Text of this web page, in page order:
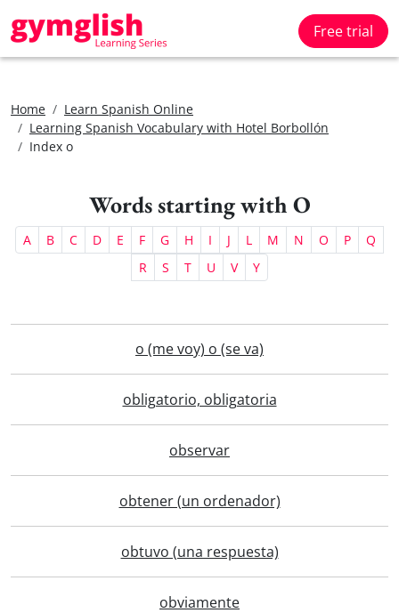
Free trial
Home
Learn Spanish Online
Learning Spanish Vocabulary with Hotel Borbollón
Index o
Words starting with O
A B C D E F G H I J L M N O P
Q
R
S T U V Y
o (me voy) o (se va)
obligatorio, obligatoria
observar
obtener (un ordenador)
obtuvo (una respuesta)
obviamente